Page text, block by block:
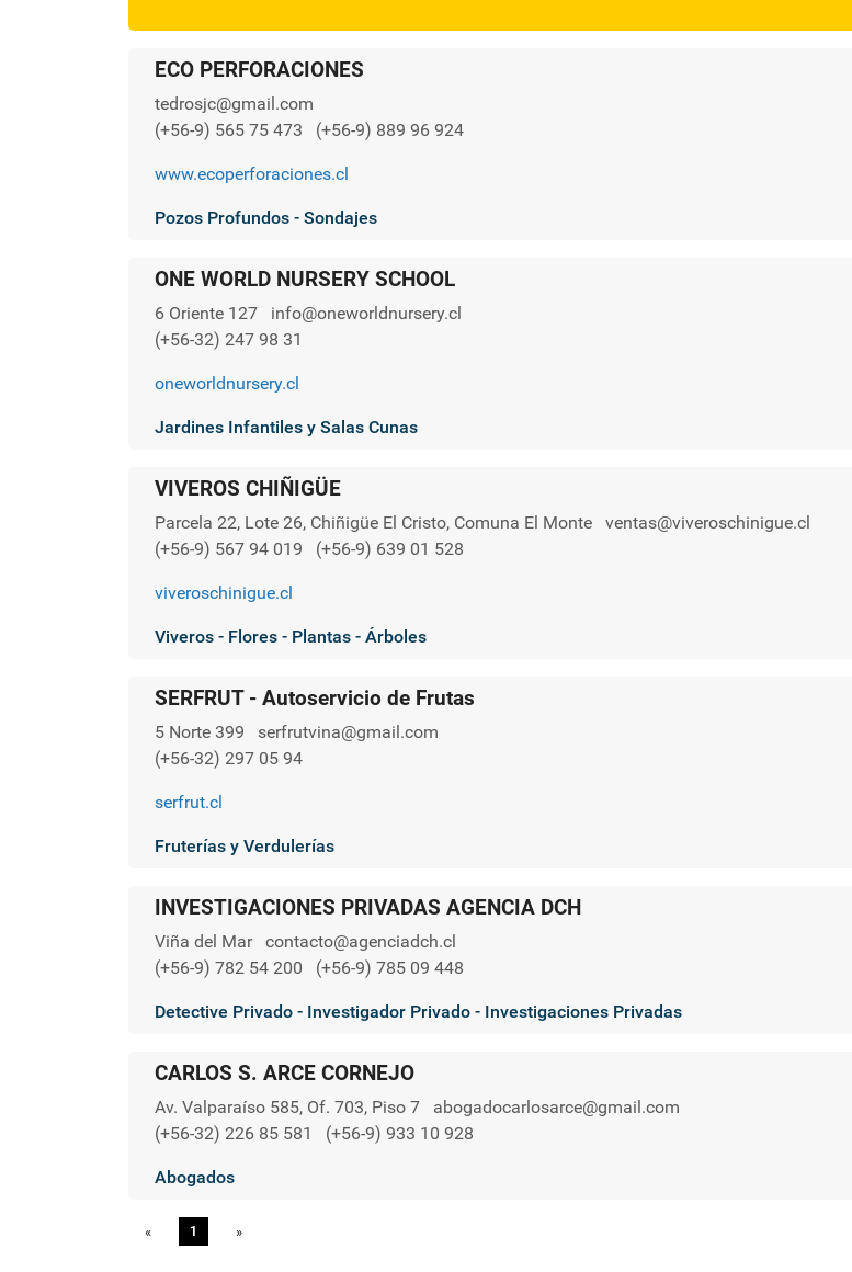
ECO PERFORACIONES
tedrosjc@gmail.com
(+56-9) 565 75 473
(+56-9) 889 96 924
www.ecoperforaciones.cl
Pozos Profundos - Sondajes
ONE WORLD NURSERY SCHOOL
6 Oriente 127
info@oneworldnursery.cl
(+56-32) 247 98 31
oneworldnursery.cl
Jardines Infantiles y Salas Cunas
VIVEROS CHIÑIGÜE
Parcela 22, Lote 26, Chiñigüe El Cristo, Comuna El Monte
ventas@viveroschinigue.cl
(+56-9) 567 94 019
(+56-9) 639 01 528
viveroschinigue.cl
Viveros - Flores - Plantas - Árboles
SERFRUT - Autoservicio de Frutas
5 Norte 399
serfrutvina@gmail.com
(+56-32) 297 05 94
serfrut.cl
Fruterías y Verdulerías
INVESTIGACIONES PRIVADAS AGENCIA DCH
Viña del Mar contacto@agenciadch.cl
(+56-9) 782 54 200
(+56-9) 785 09 448
Detective Privado - Investigador Privado - Investigaciones Privadas
CARLOS S. ARCE CORNEJO
Av. Valparaíso 585, Of. 703, Piso 7
abogadocarlosarce@gmail.com
(+56-32) 226 85 581
(+56-9) 933 10 928
Abogados
« Previous
1 »